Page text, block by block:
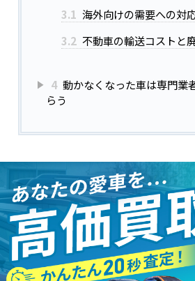
3.1 海外向けの需要への対
3.2 不動車の輸送コストと
4 動かなくなった車は専門業
らう